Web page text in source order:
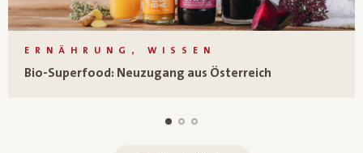
ERNÄHRUNG, WISSEN
Bio-Superfood: Neuzugang aus Österreich